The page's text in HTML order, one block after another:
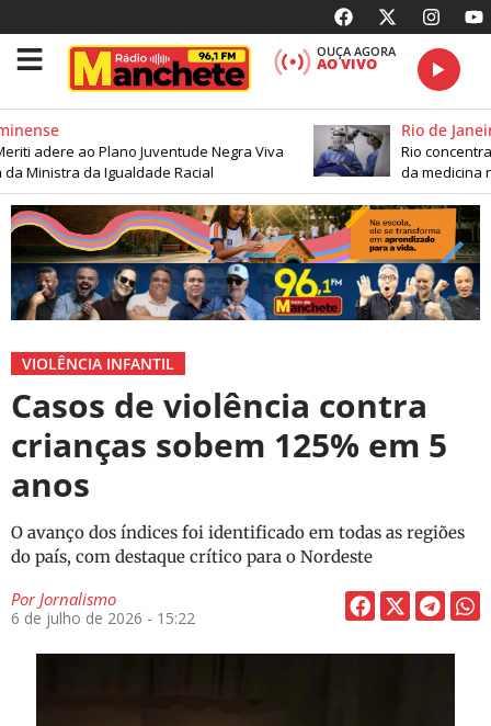
OUÇA AGORA
AO VIVO
adere ao Plano Juventude Negra Viva
Ministra da Igualdade Racial
Rio de
Rio
da medicina
VIOLÊNCIA INFANTIL
Casos de violência contra
crianças sobem 125% em 5
anos
O avanço dos índices foi identificado em todas as regiões
do país, com destaque crítico para o Nordeste
PorJornalismo
6 de julho de 2026 - 15:22